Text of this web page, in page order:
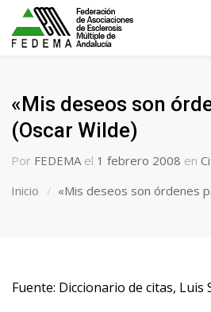
«Mis deseos son
(Oscar Wilde)
Por FEDEMA el 1 febrero 2008 en
Inicio
«Mis deseos son órdenes
Fuente: Diccionario de citas, Luis